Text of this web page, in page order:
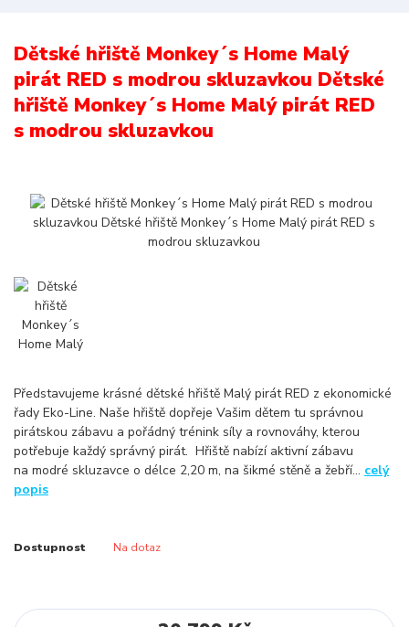
Dětské hřiště Monkey´s Home Malý
pirát RED s modrou skluzavkou Dětské
hřiště Monkey´s Home Malý pirát RED
s modrou skluzavkou
Představujeme krásné dětské hřiště Malý pirát RED z ekonomické
řady Eko-Line. Naše hřiště dopřeje Vašim dětem tu správnou
pirátskou zábavu a pořádný trénink síly a rovnováhy, kterou
potřebuje každý správný pirát. Hřiště nabízí aktivní zábavu
na modré skluzavce o délce 2,20 m, na šikmé stěně a žebří... celý
popis
Dostupnost Na dotaz